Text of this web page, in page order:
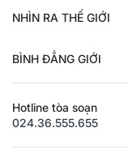
NHÌN RA THẾ GIỚI
BÌNH ĐẲNG GIỚI
Hotline tòa soạn
024.36.555.655